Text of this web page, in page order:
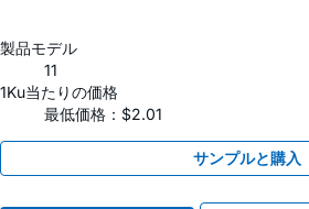
製品モデル
11
1Ku当たりの価格
最低価格：$2.01
サンプルと購入